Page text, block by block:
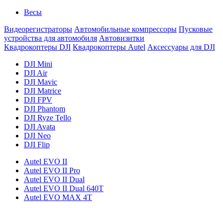
Весы
Видеорегистраторы Автомобильные компрессоры Пусковые
устройства для автомобиля Автовизитки
Квадрокоптеры DJI Квадрокоптеры Autel Аксессуары для DJI
DJI Mini
DJI Air
DJI Mavic
DJI Matrice
DJI FPV
DJI Phantom
DJI Ryze Tello
DJI Avata
DJI Neo
DJI Flip
Autel EVO II
Autel EVO II Pro
Autel EVO II Dual
Autel EVO II Dual 640T
Autel EVO MAX 4T